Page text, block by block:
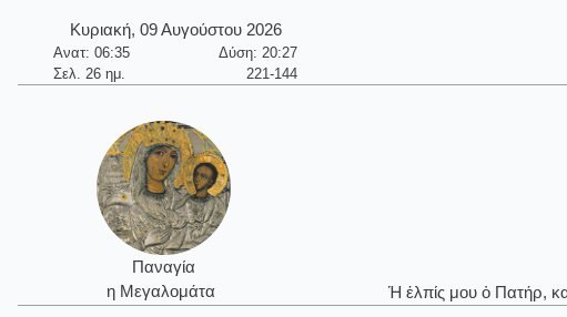
Κυριακή, 09 Αυγούστου 2026
Ανατ: 06:35
Δύση: 20:27
Σελ. 26 ημ.
221-144
Παναγία
η Μεγαλομάτα
Ἡ ἐλπίς μου ὁ Πατήρ,